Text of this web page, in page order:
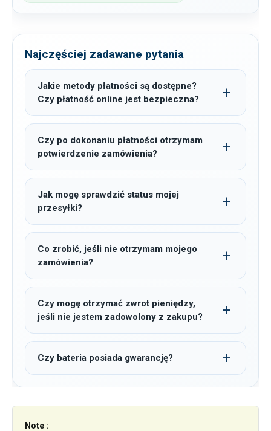
Najczęściej zadawane pytania
Jakie metody płatności są dostępne?
Czy płatność online jest bezpieczna?
Czy po dokonaniu płatności otrzymam
potwierdzenie zamówienia?
Jak mogę sprawdzić status mojej
przesyłki?
Co zrobić, jeśli nie otrzymam mojego
zamówienia?
Czy mogę otrzymać zwrot pieniędzy,
jeśli nie jestem zadowolony z zakupu?
Czy bateria posiada gwarancję?
Note :